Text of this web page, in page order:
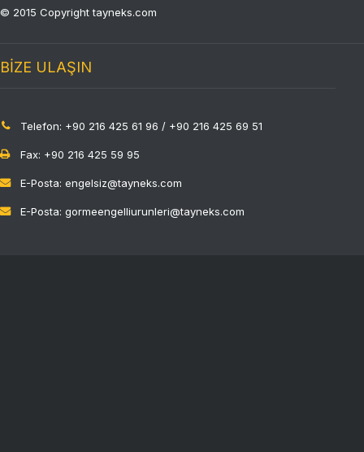
© 2015 Copyright tayneks.com
BİZE ULAŞIN
Telefon: +90 216 425 61 96 / +90 216 425 69 51
Fax: +90 216 425 59 95
E-Posta: engelsiz@tayneks.com
E-Posta: gormeengelliurunleri@tayneks.com